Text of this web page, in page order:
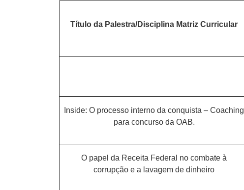
Título da Palestra/Disciplina Matriz Curricular
Inside: O processo interno da conquista – Coaching
para concurso da OAB.
O papel da Receita Federal no combate à
corrupção e a lavagem de dinheiro